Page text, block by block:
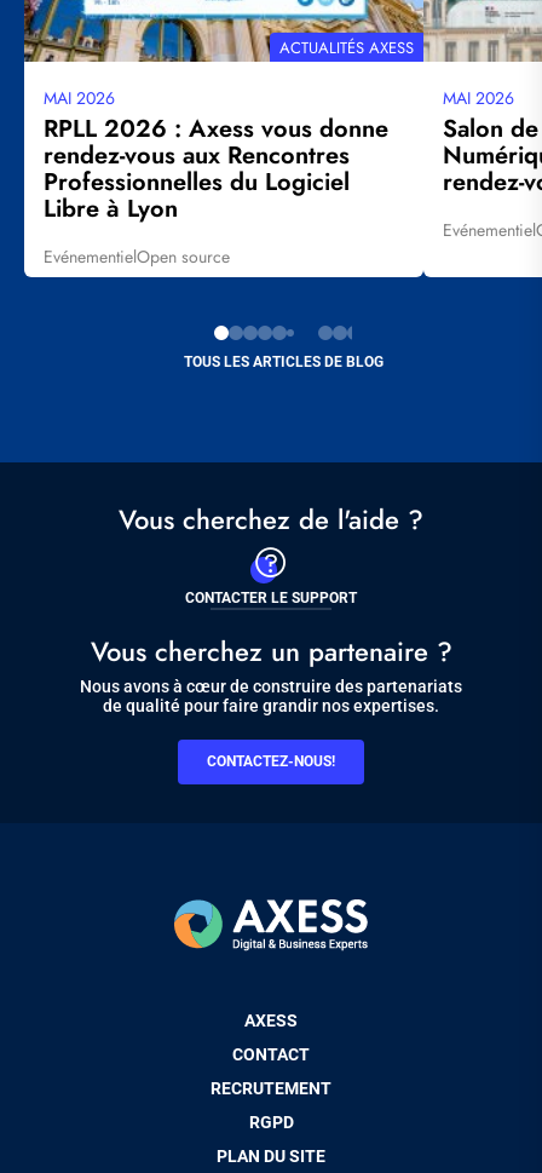
TOUS LES ARTICLES DE BLOG
THÉMATIQUE
ACTUALITÉS AXESS
Date
mise
à
jour
MAI 2026
RPLL 2026 : Axess vous donne
rendez-vous aux Rencontres
Professionnelles du Logiciel
Libre à Lyon
Tags
EvénementielOpen source
Date
mise
à
jour
MAI 2026
Salon
rendez-
Tags
Evénementiel
Vous cherchez de l'aide ?
CONTACTER LE SUPPORT
Vous cherchez un partenaire ?
Nous avons à cœur de construire des partenariats
de qualité pour faire grandir nos expertises.
CONTACTEZ-NOUS!
AXESS
CONTACT
RECRUTEMENT
RGPD
PLAN DU SITE